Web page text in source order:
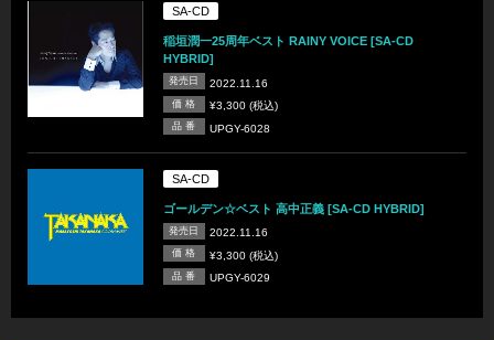
SA-CD
稲垣潤一25周年ベスト RAINY VOICE [SA-CD
HYBRID]
発売日 2022.11.16
価 格 ¥3,300 (税込)
品 番 UPGY-6028
SA-CD
ゴールデン☆ベスト 高中正義 [SA-CD HYBRID]
発売日 2022.11.16
価 格 ¥3,300 (税込)
品 番 UPGY-6029